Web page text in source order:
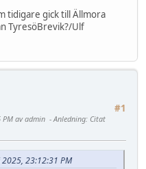
tidigare gick till Ällmora
TyresöBrevik?/Ulf
#1
av admin Anledning: Citat
23:12:31 PM